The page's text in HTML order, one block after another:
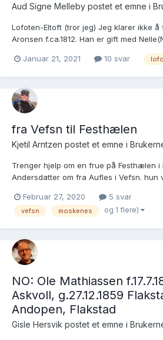
Aud Signe Melleby postet et emne i
Lofoten-Eltoft (tror jeg) Jeg klarer ikke
Aronsen f.ca.1812. Han er gift med
Januar 21, 2021 10 svar
fra Vefsn til Festhælen
Kjetil Arntzen postet et emne i
Trenger hjelp om en frue på Festhælen i
Andersdatter om fra Aufles i Vefsn. hun
hatt/har rettigheter på Festhælen i
og Eliassen familien på Nor...
Februar 27, 2020 5 svar
vefsn moskenes og 1 flere)
NO: Ole Mathiassen
Askvoll, g.27.12.1859
Andopen, Flakstad
Gisle Hersvik postet et emne i